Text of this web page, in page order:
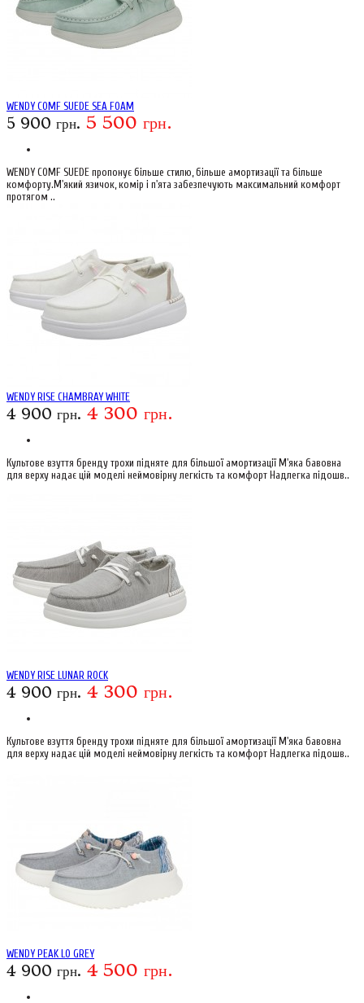
WENDY COMF SUEDE SEA FOAM
5 900 грн. 5 500 грн.
WENDY COMF SUEDE пропонує більше стилю, більше амортизації та більше
комфорту.М'який язичок, комір і п'ята забезпечують максимальний комфорт
протягом ..
WENDY RISE CHAMBRAY WHITE
4 900 грн. 4 300 грн.
Культове взуття бренду трохи підняте для більшої амортизації М'яка бавовна
для верху надає цій моделі неймовірну легкість та комфорт Надлегка підошв..
WENDY RISE LUNAR ROCK
4 900 грн. 4 300 грн.
Культове взуття бренду трохи підняте для більшої амортизації М'яка бавовна
для верху надає цій моделі неймовірну легкість та комфорт Надлегка підошв..
WENDY PEAK LO GREY
4 900 грн. 4 500 грн.